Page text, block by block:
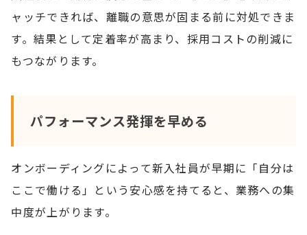
ャッチできれば、離職の意思が固まる前に対処できま
す。結果として定着率が高まり、採用コストの削減に
もつながります。
パフォーマンス発揮を早める
オンボーディングによって新入社員が早期に「自分は
ここで働ける」という安心感を持てると、業務への集
中度が上がります。